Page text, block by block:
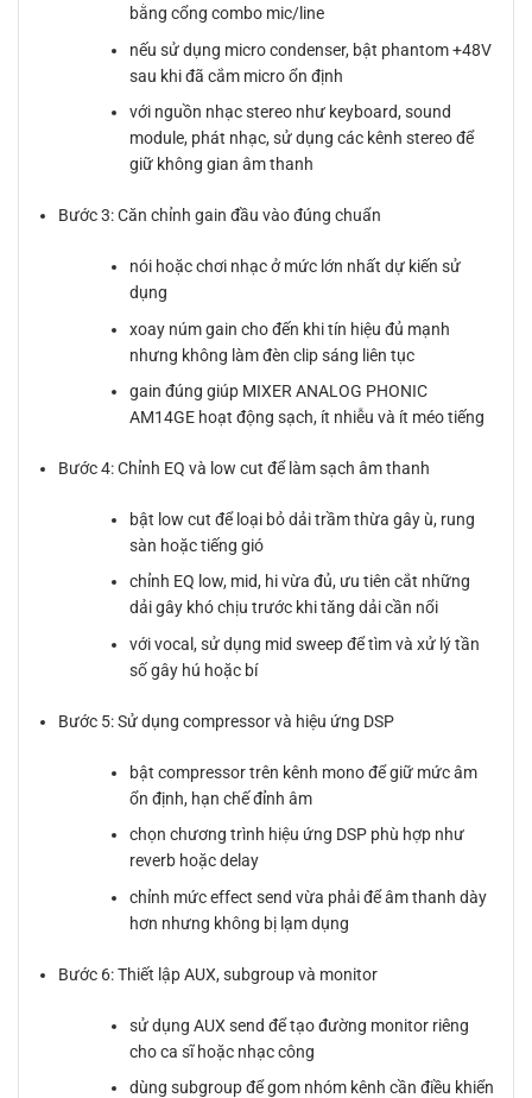
bằng cổng combo mic/line
nếu sử dụng micro condenser, bật phantom +48V
sau khi đã cắm micro ổn định
với nguồn nhạc stereo như keyboard, sound
module, phát nhạc, sử dụng các kênh stereo để
giữ không gian âm thanh
Bước 3: Căn chỉnh gain đầu vào đúng chuẩn
nói hoặc chơi nhạc ở mức lớn nhất dự kiến sử
dụng
xoay núm gain cho đến khi tín hiệu đủ mạnh
nhưng không làm đèn clip sáng liên tục
gain đúng giúp MIXER ANALOG PHONIC
AM14GE hoạt động sạch, ít nhiễu và ít méo tiếng
Bước 4: Chỉnh EQ và low cut để làm sạch âm thanh
bật low cut để loại bỏ dải trầm thừa gây ù, rung
sàn hoặc tiếng gió
chỉnh EQ low, mid, hi vừa đủ, ưu tiên cắt những
dải gây khó chịu trước khi tăng dải cần nổi
với vocal, sử dụng mid sweep để tìm và xử lý tần
số gây hú hoặc bí
Bước 5: Sử dụng compressor và hiệu ứng DSP
bật compressor trên kênh mono để giữ mức âm
ổn định, hạn chế đỉnh âm
chọn chương trình hiệu ứng DSP phù hợp như
reverb hoặc delay
chỉnh mức effect send vừa phải để âm thanh dày
hơn nhưng không bị lạm dụng
Bước 6: Thiết lập AUX, subgroup và monitor
sử dụng AUX send để tạo đường monitor riêng
cho ca sĩ hoặc nhạc công
dùng subgroup để gom nhóm kênh cần điều khiển